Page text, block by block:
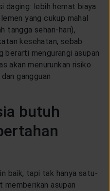
daging: lebih hemat biaya
yang cukup mahal
tangga sehari-hari),
kesehatan, sebab
berarti mengurangi asupan
akan menurunkan risiko
gangguan
butuh
baik, tapi tak hanya satu-
memberikan asupan